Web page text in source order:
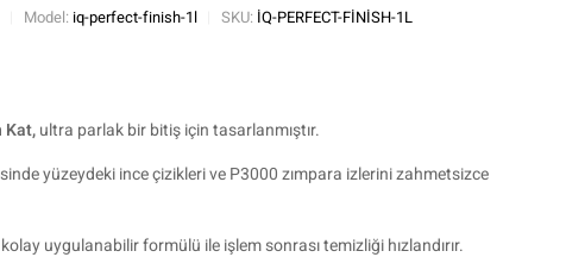
₺750,00
Model: iq-perfect-finish-1l SKU: IQ-PERFECT-FINISH-1L
Kat,ultra parlak bir bitiş için tasarlanmıştır.
yüzeydeki ince çizikleri ve P3000 zımpara izlerini zahmetsizce
uygulanabilir formülü ile işlem sonrası temizliği hızlandırır.